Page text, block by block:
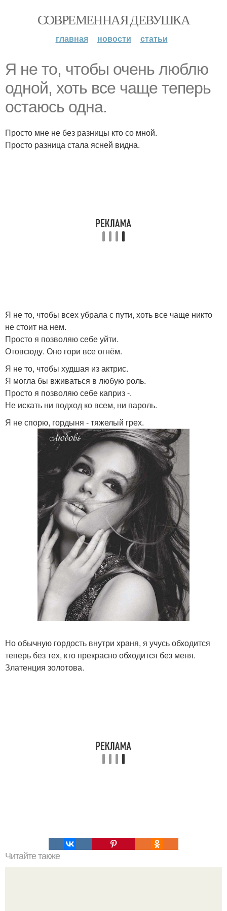
СОВРЕМЕННАЯ ДЕВУШКА
главная новости статьи
Я не то, чтобы очень люблю
одной, хоть все чаще теперь
остаюсь одна.
Просто мне не без разницы кто со мной.
Просто разница стала ясней видна.
Я не то, чтобы всех убрала с пути, хоть все чаще никто
не стоит на нем.
Просто я позволяю себе уйти.
Отовсюду. Оно гори все огнём.
Я не то, чтобы худшая из актрис.
Я могла бы вживаться в любую роль.
Просто я позволяю себе каприз -.
Не искать ни подход ко всем, ни пароль.
Я не спорю, гордыня - тяжелый грех.
Но обычную гордость внутри храня, я учусь обходится
теперь без тех, кто прекрасно обходится без меня.
Златенция золотова.
Читайте также